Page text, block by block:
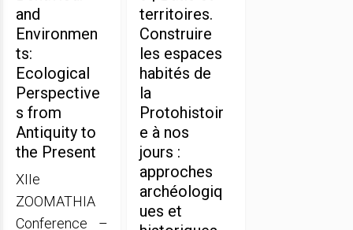
and
Environmen
ts:
Ecological
Perspective
s from
Antiquity to
the Present
XIIe
ZOOMATHIA
Conference –
territoires.
Construire
les espaces
habités de
la
Protohistoir
e à nos
jours :
approches
archéologiq
ues et